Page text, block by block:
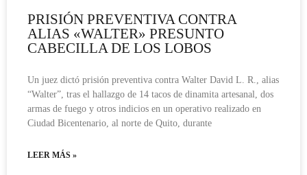
PRISIÓN PREVENTIVA CONTRA
ALIAS «WALTER» PRESUNTO
CABECILLA DE LOS LOBOS
Un juez dictó prisión preventiva contra Walter David L. R., alias
“Walter”, tras el hallazgo de 14 tacos de dinamita artesanal, dos
armas de fuego y otros indicios en un operativo realizado en
Ciudad Bicentenario, al norte de Quito, durante
LEER MÁS »